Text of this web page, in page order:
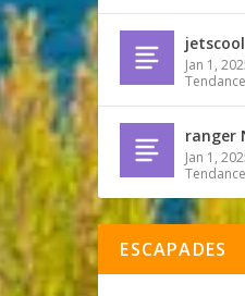
jetscool
Jan 1,
Tendance
ranger
Jan 1,
Tendance
ESCAPADES